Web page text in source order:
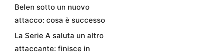
Belen sotto un nuovo
attacco: cosa è successo
La Serie A saluta un altro
attaccante: finisce in